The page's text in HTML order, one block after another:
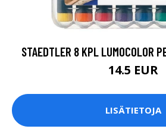
STAEDTLER 8 KPL LUMOCOLOR
14.5 EUR
LISÄTIETOJA